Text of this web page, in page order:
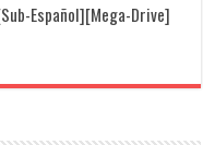
Español][Mega-Drive]